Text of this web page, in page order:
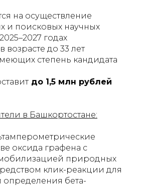
на осуществление
и поисковых научных
годах
возрасте до 33 лет
степень кандидата
до 1,5 млн рублей
в Башкортостане:
оксида графена с
природных
клик-реакции для
определения бета-